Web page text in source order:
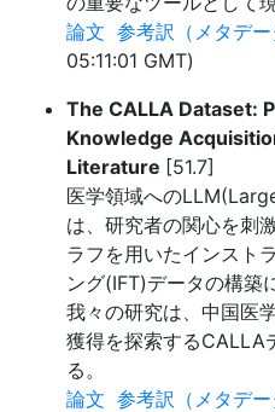
論文 参考訳（メタデー
05:11:01 GMT)
The CALLA Dataset:
Knowledge
Literature [51.7]
医学領域への
は、研究者の関心を刺
ラフを用いたインスト
ング(IFT)データの構築
我々の研究は、中国医
獲得を探索するCALLA
る。
論文 参考訳（メタデー